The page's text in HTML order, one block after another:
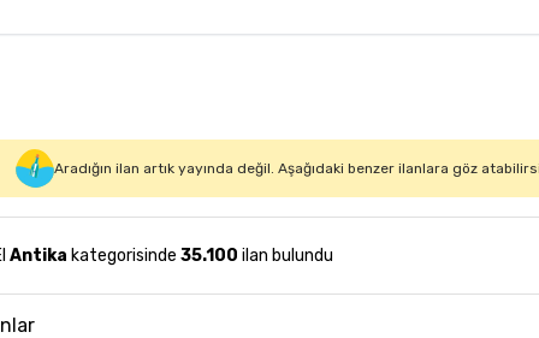
Aradığın ilan artık yayında değil. Aşağıdaki benzer ilanlara göz
Antika kategorisinde 35.100 ilan bulundu